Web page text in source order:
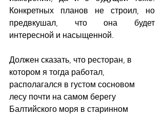
Конкретных планов не строил, но
предвкушал, что она будет
интересной и насыщенной.
Должен сказать, что ресторан, в
котором я тогда работал,
располагался в густом сосновом
лесу почти на самом берегу
Балтийского моря в старинном